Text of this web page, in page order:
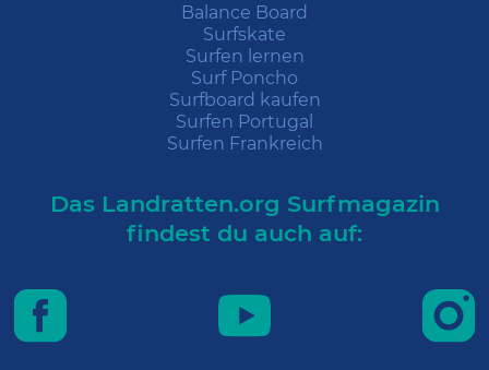
Balance Board
Surfskate
Surfen lernen
Surf Poncho
Surfboard kaufen
Surfen Portugal
Surfen Frankreich
Das Landratten.org Surfmagazin
findest du auch auf: